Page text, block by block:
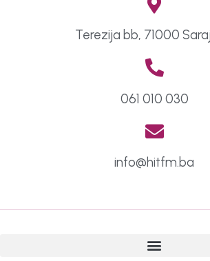
Terezija bb, 71000
061 010 030
info@hitfm.ba